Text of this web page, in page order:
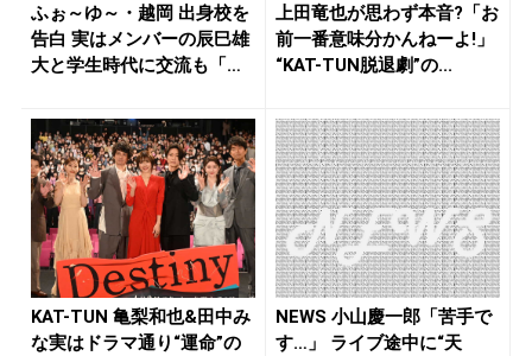
ふぉ～ゆ～・越岡 出身校を
告白 実はメンバーの辰巳雄
大と学生時代に交流も「初
上田竜也が思わず本音?「お
前一番意味分かんねーよ!」
“KAT-TUN脱退劇”の...
KAT-TUN 亀梨和也&田中み
な実はドラマ通り“運命”の
NEWS 小山慶一郎「苦手で
す…」 ライブ途中に“天